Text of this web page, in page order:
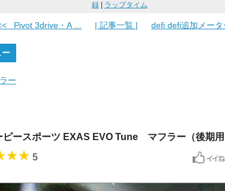
録| ラップタイム
Pivot 3drive・A ... | 記事一覧 | defi defi追加メータ
ー
ー
ピースポーツ EXAS EVO Tune マフラー（後期
5